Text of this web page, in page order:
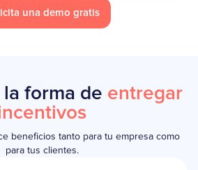
una demo gratis
forma de entregar
beneficios tanto para tu empresa como
para tus clientes.